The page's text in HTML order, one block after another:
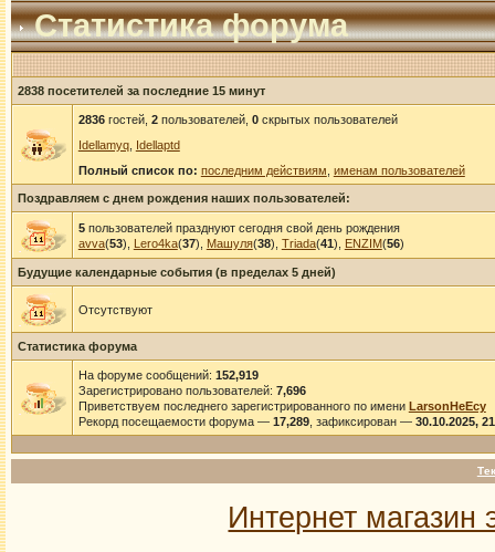
Статистика форума
2838 посетителей за последние 15 минут
2836гостей, 2пользователей, 0скрытых пользователей
Idellamyq, Idellaptd
Полный список по: последним действиям именам пользователей
Поздравляем с днем рождения наших пользователей:
5пользователей празднуют сегодня свой день рождения
avva(53), Lero4ka(37), Машуля(38), Triada(41), ENZIM(56)
Будущие календарные события (в пределах 5 дней)
Отсутствуют
Статистика форума
На форуме сообщений: 152,919
Зарегистрировано пользователей: 7,696
Приветствуем последнего зарегистрированного по имени LarsonHeEcy
Рекорд посещаемости форума — 17,289, зафиксирован — 30.10.2025,
Интернет